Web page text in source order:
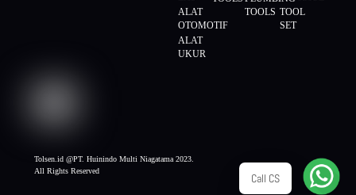
Call CS
ALAT
OTOMOTIF
ALAT
UKUR
TOOLS TOOL
SET
Tolsen.id @PT. Huinindo Multi Niagatama 2023.
All Rights Reserved